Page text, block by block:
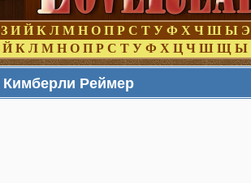
З И Й К Л М Н О П Р С Т У Ф Х Ч Ш Ы Э
Й К Л М Н О П Р С Т У Ф Х Ц Ч Ш Щ Ы
Кимберли Реймер